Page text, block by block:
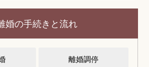
婚の手続きと流れ
離婚調停